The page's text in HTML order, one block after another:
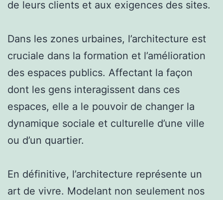
de leurs clients et aux exigences des sites.
Dans les zones urbaines, l’architecture est
cruciale dans la formation et l’amélioration
des espaces publics. Affectant la façon
dont les gens interagissent dans ces
espaces, elle a le pouvoir de changer la
dynamique sociale et culturelle d’une ville
ou d’un quartier.
En définitive, l’architecture représente un
art de vivre. Modelant non seulement nos